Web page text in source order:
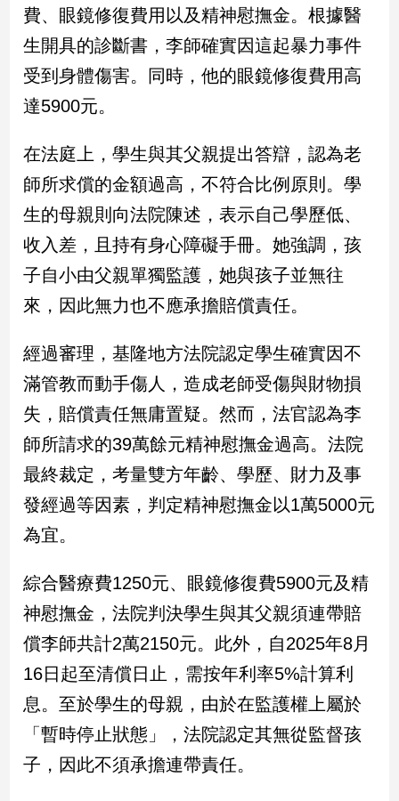
兩
岸/
國
際
會/
方
新
冠
病
專
區
台
灣
觀
南
台
灣
觀
點
娛
樂
娛
星
聞
流
行/
費、眼鏡修復費用以及精神慰撫金。根據醫
生開具的診斷書，李師確實因這起暴力事件
受到身體傷害。同時，他的眼鏡修復費用高
達5900元。
在法庭上，學生與其父親提出答辯，認為老
師所求償的金額過高，不符合比例原則。學
生的母親則向法院陳述，表示自己學歷低、
收入差，且持有身心障礙手冊。她強調，孩
子自小由父親單獨監護，她與孩子並無往
來，因此無力也不應承擔賠償責任。
經過審理，基隆地方法院認定學生確實因不
滿管教而動手傷人，造成老師受傷與財物損
失，賠償責任無庸置疑。然而，法官認為李
師所請求的39萬餘元精神慰撫金過高。法院
最終裁定，考量雙方年齡、學歷、財力及事
發經過等因素，判定精神慰撫金以1萬5000元
為宜。
綜合醫療費1250元、眼鏡修復費5900元及精
神慰撫金，法院判決學生與其父親須連帶賠
償李師共計2萬2150元。此外，自2025年8月
16日起至清償日止，需按年利率5%計算利
息。至於學生的母親，由於在監護權上屬於
「暫時停止狀態」，法院認定其無從監督孩
子，因此不須承擔連帶責任。